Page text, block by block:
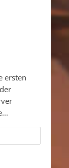
ersten